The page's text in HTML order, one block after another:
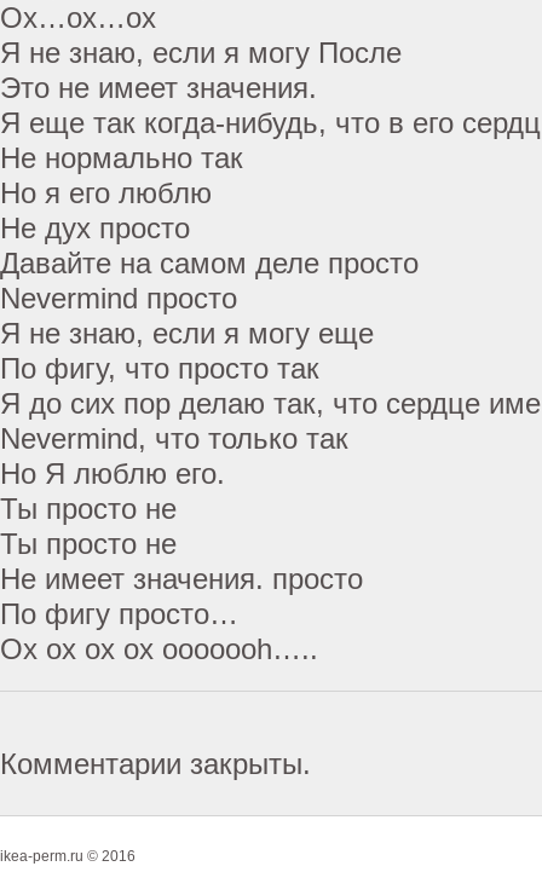
Ох…ох…ох
Я не знаю, если я могу После
Это не имеет значения.
Я еще так когда-нибудь, что в его
Не нормально так
Но я его люблю
Не дух просто
Давайте на самом деле просто
Nevermind просто
Я не знаю, если я могу еще
По фигу, что просто так
Я до сих пор делаю так, что сердце
Nevermind, что только так
Но Я люблю его.
Ты просто не
Ты просто не
Не имеет значения. просто
По фигу просто…
Ох ох ох ох ooooooh…..
Комментарии закрыты.
ikea-perm.ru © 2016